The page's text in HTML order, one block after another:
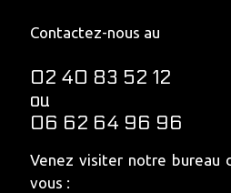
Contactez-nous au
02 40 83 52 12
ou
06 62 64 96 96
Venez visiter notre bureau
vous :